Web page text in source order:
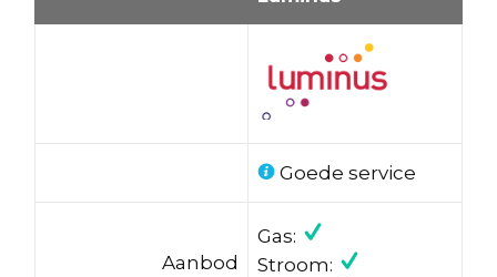
Goede service
Aanbod
Gas:
Stroom: